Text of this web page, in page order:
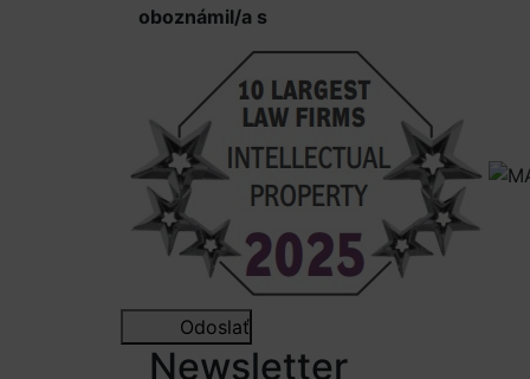
oboznámil/a s
Odoslať
Newsletter